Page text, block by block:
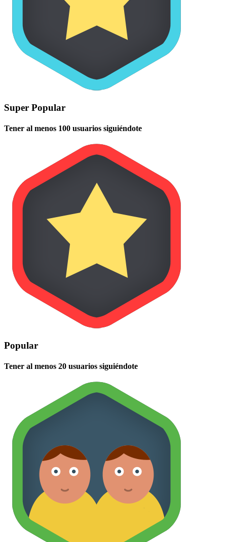
Super Popular
Tener al menos 100 usuarios siguiéndote
Popular
Tener al menos 20 usuarios siguiéndote